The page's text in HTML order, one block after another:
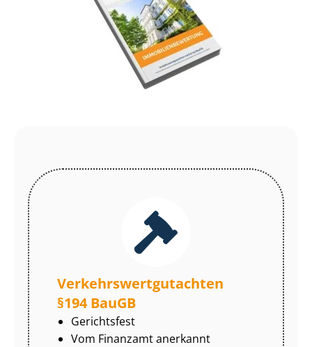
Ver­kehrs­wert­gut­ach­ten
§194 BauGB
Gerichtsfest
Vom Finanzamt anerkannt